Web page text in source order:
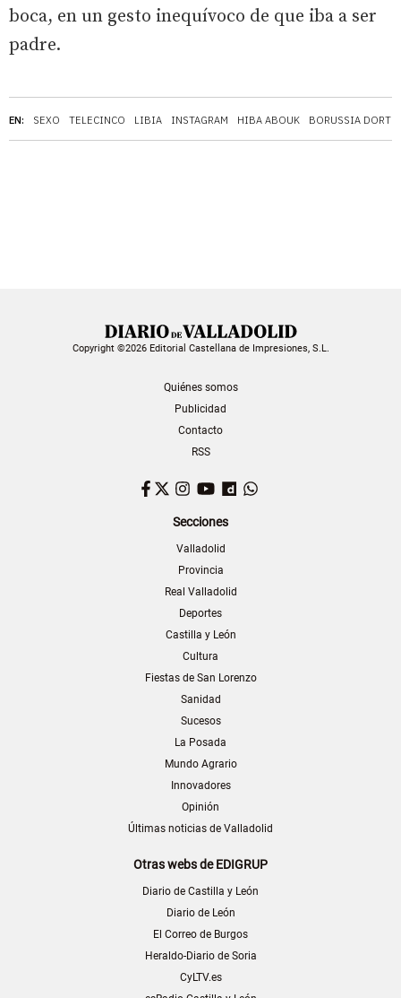
EN: SEXO TELECINCO LIBIA INSTAGRAM HIBA ABOUK BORUSSIA
boca, en un gesto inequívoco de que iba a ser
padre.
Copyright ©2026 Editorial Castellana de Impresiones, S.L.
Quiénes somos
Publicidad
Contacto
RSS
Facebook
TwitterInstagram
YouTubeDailymotion
Secciones
Valladolid
Provincia
Real Valladolid
Deportes
Castilla y León
Cultura
Fiestas de San Lorenzo
Sanidad
Sucesos
La Posada
Mundo Agrario
Innovadores
Opinión
Últimas noticias de Valladolid
Otras webs de EDIGRUP
Diario de Castilla y León
Diario de León
El Correo de Burgos
Heraldo-Diario de Soria
CyLTV.es